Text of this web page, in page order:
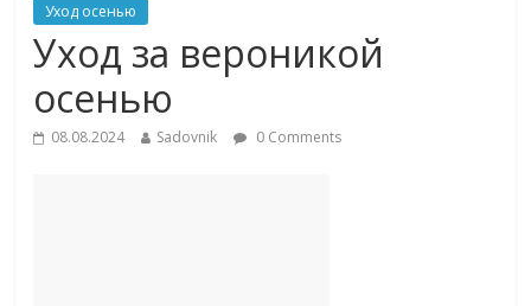
Уход осенью
Уход за вероникой
осенью
08.08.2024 Sadovnik 0 Comments